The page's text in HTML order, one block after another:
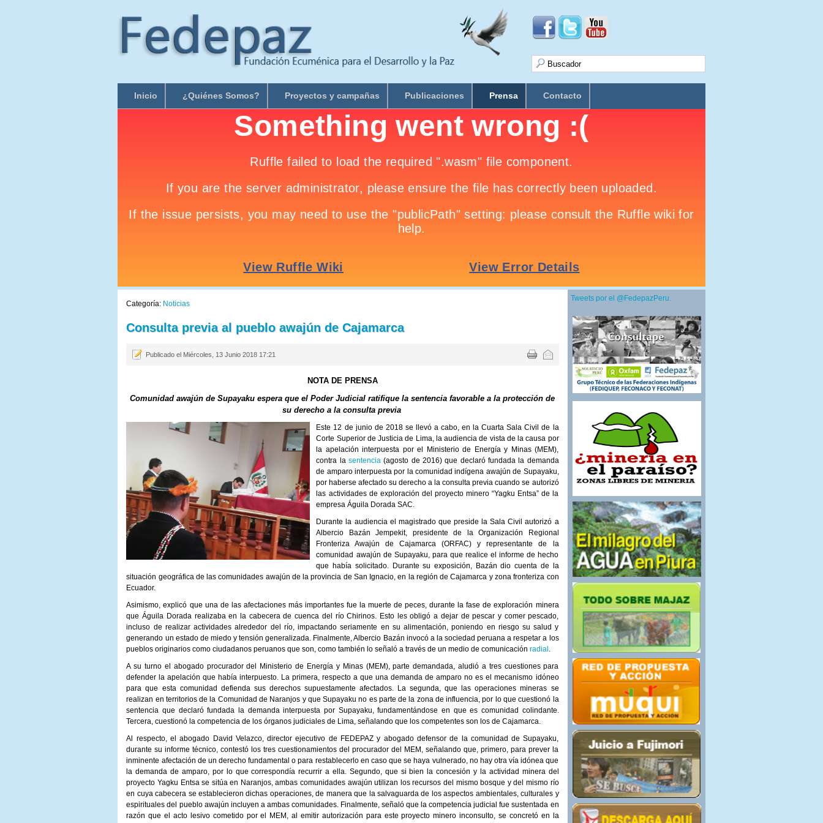
Inicio ¿Quiénes Somos? Proyectos y campañas Publicaciones Prensa Contacto
Categoría: Noticias
Consulta previa al pueblo awajún de Cajamarca
Publicado el Miércoles, 13 Junio 2018 17:21
NOTA DE PRENSA
Comunidad awajún de Supayaku espera que el Poder Judicial ratifique la sentencia favorable a la protección de
su derecho a la consulta previa
Este 12 de junio de 2018 se llevó a cabo, en la Cuarta Sala Civil de la
Corte Superior de Justicia de Lima, la audiencia de vista de la causa por
la apelación interpuesta por el Ministerio de Energía y Minas (MEM),
contra lasentencia (agosto de 2016) que declaró fundada la demanda
de amparo interpuesta por la comunidad indígena awajún de Supayaku,
por haberse afectado su derecho a la consulta previa cuando se autorizó
las actividades de exploración del proyecto minero “Yagku Entsa” de la
empresa Águila Dorada SAC.
Durante la audiencia el magistrado que preside la Sala Civil autorizó a
Albercio Bazán Jempekit, presidente de la Organización Regional
Fronteriza Awajún de Cajamarca (ORFAC) y representante de la
comunidad awajún de Supayaku, para que realice el informe de hecho
que había solicitado. Durante su exposición, Bazán dio cuenta de la
situación geográfica de las comunidades awajún de la provincia de San Ignacio, en la región de Cajamarca y zona fronteriza con
Ecuador.
Asimismo, explicó que una de las afectaciones más importantes fue la muerte de peces, durante la fase de exploración minera
que Águila Dorada realizaba en la cabecera de cuenca del río Chirinos. Esto les obligó a dejar de pescar y comer pescado,
incluso de realizar actividades alrededor del río, impactando seriamente en su alimentación, poniendo en riesgo su salud y
generando un estado de miedo y tensión generalizada. Finalmente, Albercio Bazán invocó a la sociedad peruana a respetar a los
pueblos originarios como ciudadanos peruanos que son, como también lo señaló a través de un medio de comunicaciónradial
A su turno el abogado procurador del Ministerio de Energía y Minas (MEM), parte demandada, aludió a tres cuestiones para
defender la apelación que había interpuesto. La primera, respecto a que una demanda de amparo no es el mecanismo idóneo
para que esta comunidad defienda sus derechos supuestamente afectados. La segunda, que las operaciones mineras se
realizan en territorios de la Comunidad de Naranjos y que Supayaku no es parte de la zona de influencia, por lo que cuestionó la
sentencia que declaró fundada la demanda interpuesta por Supayaku, fundamentándose en que es comunidad colindante.
Tercera, cuestionó la competencia de los órganos judiciales de Lima, señalando que los competentes son los de Cajamarca.
Al respecto, el abogado David Velazco, director ejecutivo de FEDEPAZ y abogado defensor de la comunidad de Supayaku,
durante su informe técnico, contestó los tres cuestionamientos del procurador del MEM, señalando que, primero, para prever la
inminente afectación de un derecho fundamental o para restablecerlo en caso que se haya vulnerado, no hay otra vía idónea que
la demanda de amparo, por lo que correspondía recurrir a ella. Segundo, que si bien la concesión y la actividad minera del
proyecto Yagku Entsa se sitúa en Naranjos, ambas comunidades awajún utilizan los recursos del mismo bosque y del mismo río
en cuya cabecera se establecieron dichas operaciones, de manera que la salvaguarda de los aspectos ambientales, culturales y
espirituales del pueblo awajún incluyen a ambas comunidades. Finalmente, señaló que la competencia judicial fue sustentada en
razón que el acto lesivo cometido por el MEM, al emitir autorización para este proyecto minero inconsulto, se concretó en la
Tweets por el @FedepazPeru.